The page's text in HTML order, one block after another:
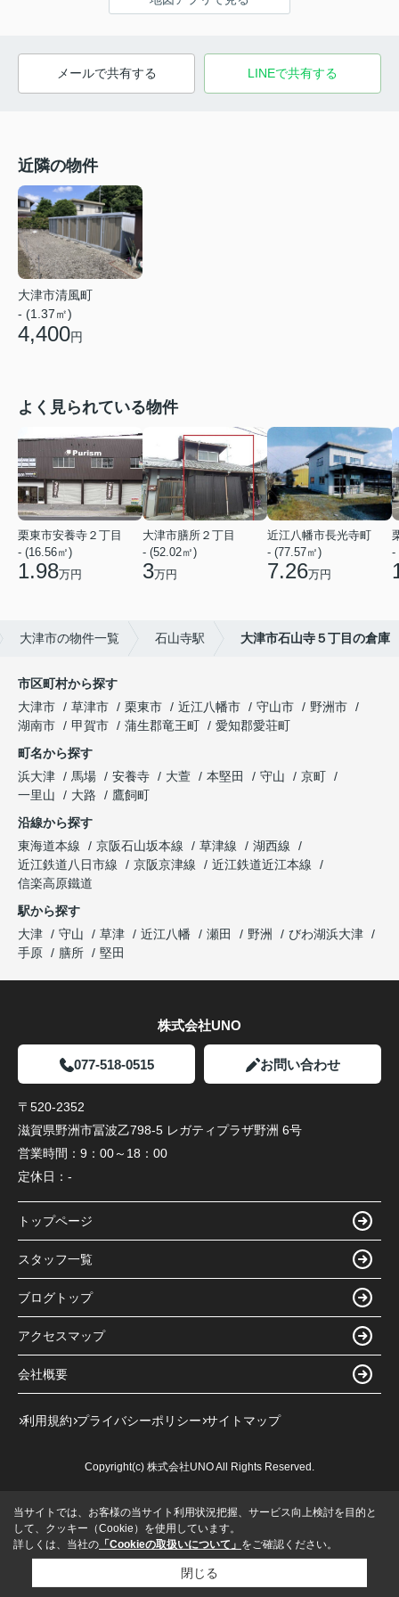
メールで共有する LINEで共有する
近隣の物件
大津市清風町
- (1.37㎡)
4,400円
よく見られている物件
栗東市安養寺２丁目
- (16.56㎡)
1.98万円
大津市膳所２丁目
- (52.02㎡)
3万円
近江八幡市長光寺町
- (77.57㎡)
7.26万円
-
大津市の物件一覧 石山寺駅 大津市石山寺５丁目の倉庫
市区町村から探す
大津市
草津市 栗東市 近江八幡市 守山市
野洲市
湖南市
甲賀市 蒲生郡竜王町
愛知郡愛荘町
町名から探す
浜大津
馬場 安養寺 大萱 本堅田 守山
京町
一里山
大路
鷹飼町
沿線から探す
東海道本線
京阪石山坂本線 草津線
湖西線
近江鉄道八日市線
京阪京津線
近江鉄道近江本線
信楽高原鐵道
駅から探す
大津
守山 草津 近江八幡 瀬田 野洲
びわ湖浜大津
手原
膳所 堅田
株式会社UNO
077-518-0515 お問い合わせ
〒520-2352
滋賀県野洲市冨波乙798-5 レガティプラザ野洲 6号
営業時間： 9：00～18：00
定休日： -
トップページ
スタッフ一覧
ブログトップ
アクセスマップ
会社概要
利用規約 プライバシーポリシー サイトマップ
Copyright(c) 株式会社UNO All Rights Reserved.
当サイトでは、お客様の当サイト利用状況把握、サービス向上検討を目的と
して、クッキー（Cookie）を使用しています。
詳しくは、当社の 「Cookieの取扱いについて」 をご確認ください。
閉じる